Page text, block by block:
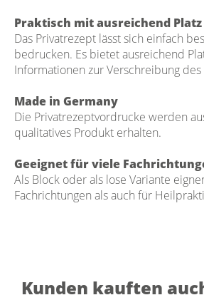
Praktisch mit ausreichend Platz
Das Privatrezept lässt sich einfach
bedrucken. Es bietet ausreichend
Informationen zur Verschreibung
Made in Germany
Die Privatrezeptvordrucke werden
qualitatives Produkt erhalten.
Geeignet für viele
Als Block oder als lose Variante
Fachrichtungen als auch für
Kunden kauften